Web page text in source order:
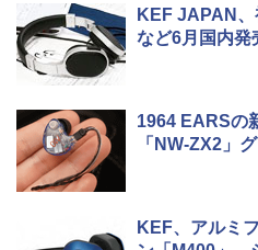
KEF JAPAN、
など6月国内発
1964 EARSの
「NW-ZX2」
KEF、アルミ